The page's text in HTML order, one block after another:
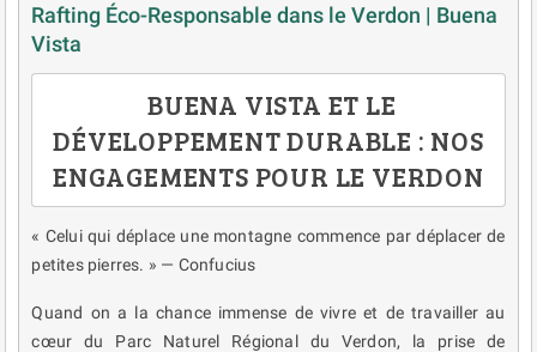
Rafting Éco-Responsable dans le Verdon | Buena
Vista
BUENA VISTA ET LE
DÉVELOPPEMENT DURABLE : NOS
ENGAGEMENTS POUR LE VERDON
« Celui qui déplace une montagne commence par déplacer de
petites pierres. » — Confucius
Quand on a la chance immense de vivre et de travailler au
cœur du Parc Naturel Régional du Verdon, la prise de